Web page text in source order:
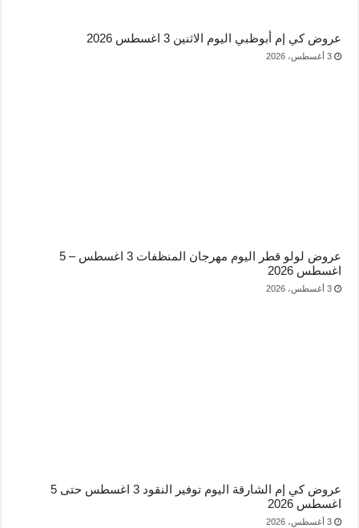
عروض كي إم أبوظبي اليوم الاثنين 3 اغسطس 2026
3 أغسطس، 2026
عروض لولو قطر اليوم مهرجان المنظفات 3 اغسطس – 5
اغسطس 2026
3 أغسطس، 2026
عروض كي إم الشارقة اليوم توفير النقود 3 اغسطس حتى 5
اغسطس 2026
3 أغسطس، 2026